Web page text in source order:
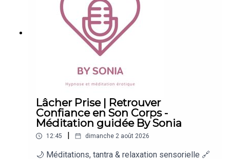
Dans cette séance, je te guide pas à pas pour:
• relâcher les tensions et t’abandonner à ton souffle
• entrer dans un espace personnel où tu te sens libre et
profondes
• t’offrir un moment de connexion intime avec toi-même
Lâcher Prise | Retrouver
Confiance en Son Corps -
Méditation guidée By Sonia
12:45 | dimanche 2 août 2026
🌙 Méditations, tantra & relaxation sensorielle 🔗